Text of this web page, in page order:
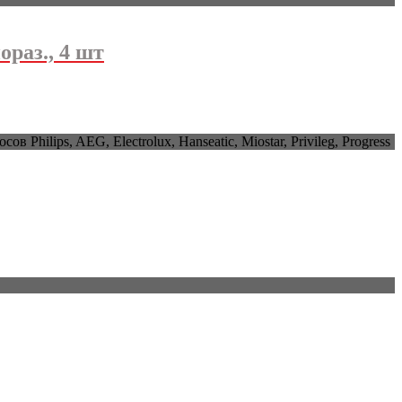
4 шт
Philips, AEG, Electrolux, Hanseatic, Miostar, Privileg, Progress